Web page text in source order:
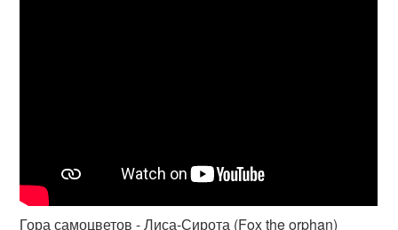
Гора самоцветов - Лиса-Сирота (Fox the orphan)